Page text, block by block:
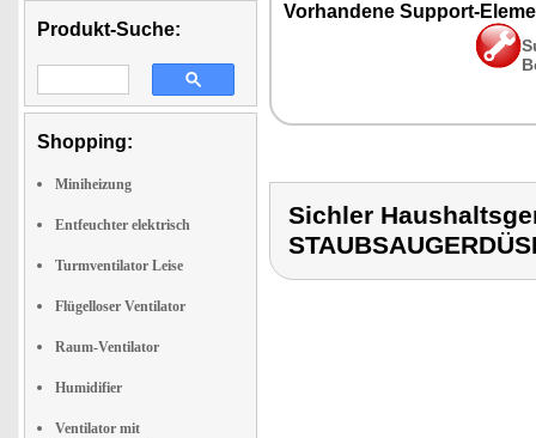
Produkt-Suche:
Shopping:
Miniheizung
Entfeuchter elektrisch
Turmventilator Leise
Flügelloser Ventilator
Raum-Ventilator
Humidifier
Ventilator mit
Vorhandene Support-
Sichler